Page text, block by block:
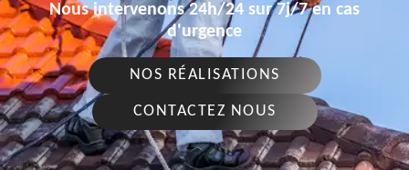
Nous intervenons 24h/24 sur 7j/7 en cas
d'urgence
NOS RÉALISATIONS
CONTACTEZ NOUS